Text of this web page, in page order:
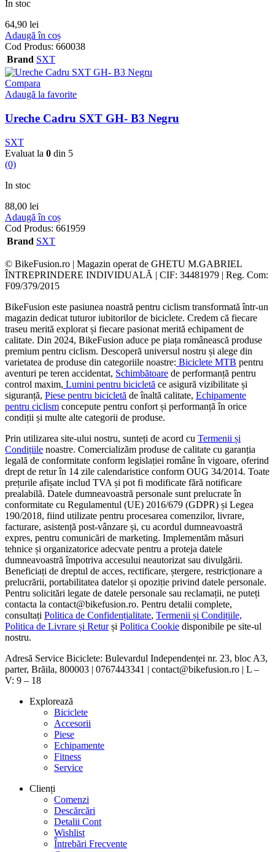
In stoc
64,90 lei
Adaugă în coș
Cod Produs: 660038
Brand SXT
Compara
Adaugă la favorite
Ureche Cadru SXT GH- B3 Negru
SXT
Evaluat la 0 din 5
(0)
In stoc
88,00 lei
Adaugă în coș
Cod Produs: 661959
Brand SXT
© BikeFusion.ro | Magazin operat de GHETU M.GABRIEL
ÎNTREPRINDERE INDIVIDUALĂ | CIF: 34481979 | Reg. Com:
F09/379/2015
BikeFusion este pasiunea noastră pentru ciclism transformată într-un
magazin dedicat tuturor iubitorilor de biciclete. Credem că fiecare
traseu merită explorat și fiecare pasionat merită echipament de
calitate. Din 2024, BikeFusion aduce pe piața românească produse
premium pentru ciclism. Descoperă universul nostru și alege din
varietatea de produse din categoriile noastre: Biciclete MTB pentru
aventuri pe teren accidentat, Schimbătoare de performanță pentru
control maxim, Lumini pentru bicicletă ce asigură vizibilitate și
siguranță, Piese pentru bicicletă de înaltă calitate, Echipamente
pentru ciclism concepute pentru confort și performanță în orice
condiții și multe alte categorii de produse.
Prin utilizarea site-ului nostru, sunteți de acord cu Termenii și
Condițiile noastre. Comercializăm produse de calitate cu garanția
legală de conformitate conform legislației române în vigoare, oferind
drept de retur în 14 zile calendaristice conform OUG 34/2014. Toate
prețurile afișate includ TVA și pot fi modificate fără notificare
prealabilă. Datele dumneavoastră personale sunt prelucrate în
conformitate cu Regulamentul (UE) 2016/679 (GDPR) și Legea
190/2018, fiind utilizate pentru procesarea comenzilor, livrare,
facturare, asistență post-vânzare și, cu acordul dumneavoastră
expres, pentru comunicări de marketing. Implementăm măsuri
tehnice și organizatorice adecvate pentru a proteja datele
dumneavoastră împotriva accesului neautorizat sau divulgării.
Beneficiați de dreptul de acces, rectificare, ștergere, restricționare a
prelucrării, portabilitatea datelor și opoziție privind datele personale.
Pentru solicitări legate de datele personale sau reclamații, ne puteți
contacta la contact@bikefusion.ro. Pentru detalii complete,
consultați Politica de Confidențialitate, Termenii și Condițiile,
Politica de Livrare și Returși Politica Cookie disponibile pe site-ul
nostru.
Adresă Service Biciclete: Bulevardul Independenței nr. 23, bloc A3,
parter, Brăila, 800003 | 0767443341 | contact@bikefusion.ro | L –
V: 9 – 18
Explorează
Biciclete
Accesorii
Piese
Echipamente
Fitness
Service
Clienți
Comenzi
Descărcări
Detalii Cont
Wishlist
Întrebări Frecvente